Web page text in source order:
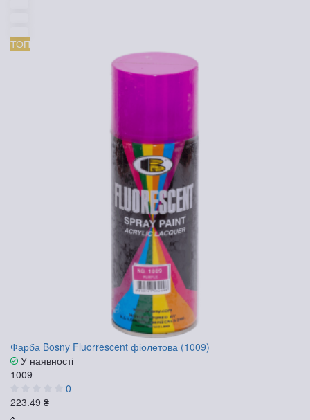
ТОП
Фарба Bosny Fluorrescent фіолетова (1009)
У наявності
1009
0
223.49 ₴